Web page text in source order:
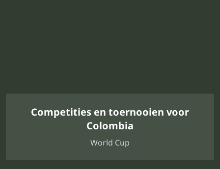
Competities en toernooien voor
Colombia
World Cup